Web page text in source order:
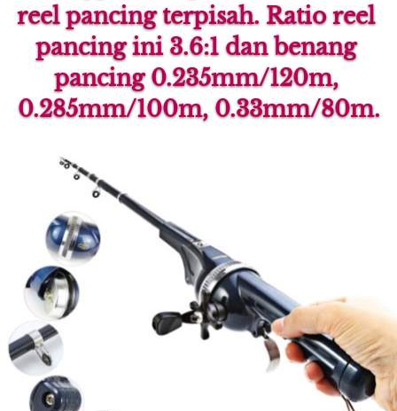
reel pancing terpisah. Ratio reel
pancing ini 3.6:1 dan benang
pancing 0.235mm/120m,
0.285mm/100m, 0.33mm/80m.